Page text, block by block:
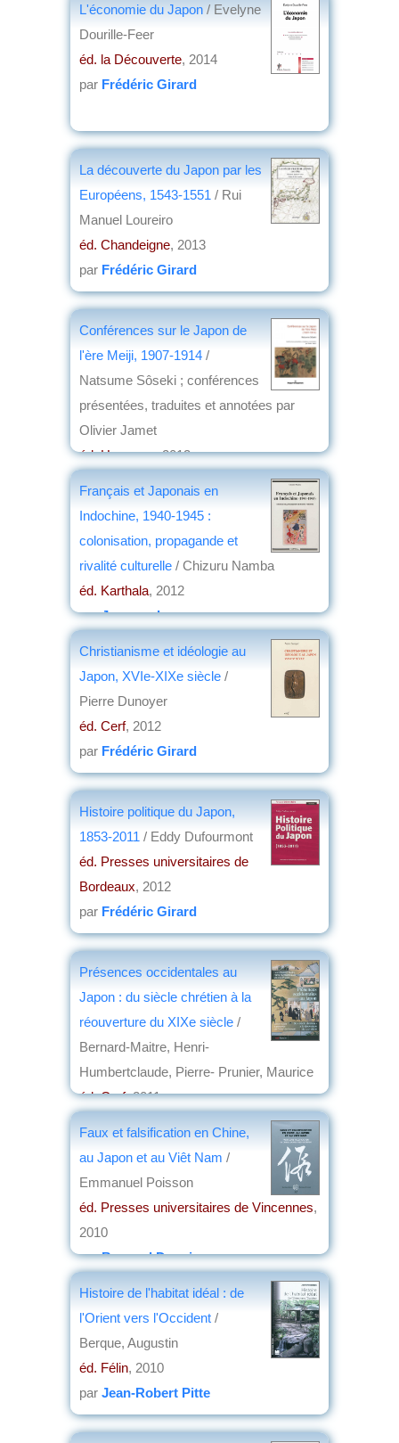
L'économie du Japon / Evelyne
Dourille-Feer
éd. la Découverte, 2014
par Frédéric Girard
La découverte du Japon par les
Européens, 1543-1551 / Rui
Manuel Loureiro
éd. Chandeigne, 2013
par Frédéric Girard
Conférences sur le Japon de
l'ère Meiji, 1907-1914 /
Natsume Sôseki ; conférences
présentées, traduites et annotées par
Olivier Jamet
éd. Hermann, 2013
Français et Japonais en
Indochine, 1940-1945 :
colonisation, propagande et
rivalité culturelle / Chizuru Namba
éd. Karthala, 2012
parJacques Larrue
Christianisme et idéologie au
Japon, XVIe-XIXe siècle /
Pierre Dunoyer
éd. Cerf, 2012
par Frédéric Girard
Histoire politique du Japon,
1853-2011 / Eddy Dufourmont
éd. Presses universitaires de
Bordeaux, 2012
par Frédéric Girard
Présences occidentales au
Japon : du siècle chrétien à la
réouverture du XIXe siècle /
Bernard-Maitre, Henri-
Humbertclaude, Pierre- Prunier, Maurice
éd. Cerf, 2011
Faux et falsification en Chine,
au Japon et au Viêt Nam /
Emmanuel Poisson
éd. Presses universitaires de Vincennes,
2010
parBernard Dupaigne
Histoire de l'habitat idéal : de
l'Orient vers l'Occident /
Berque, Augustin
éd. Félin, 2010
par Jean-Robert Pitte